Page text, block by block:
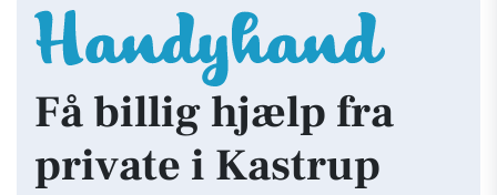
Få billig hjælp fra
private i Kastrup